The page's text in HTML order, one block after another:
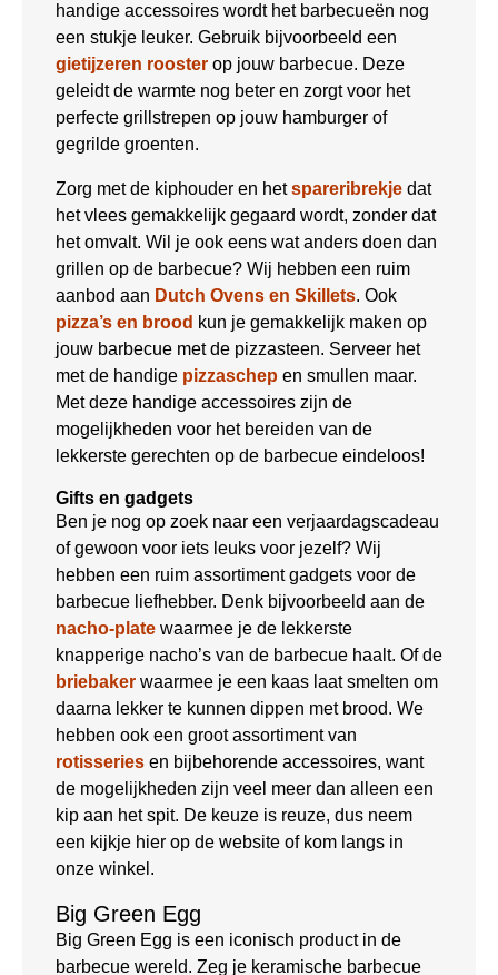
handige accessoires wordt het barbecueën nog
een stukje leuker. Gebruik bijvoorbeeld een
gietijzeren rooster op jouw barbecue. Deze
geleidt de warmte nog beter en zorgt voor het
perfecte grillstrepen op jouw hamburger of
gegrilde groenten.
Zorg met de kiphouder en hetspareribrekje dat
het vlees gemakkelijk gegaard wordt, zonder dat
het omvalt. Wil je ook eens wat anders doen dan
grillen op de barbecue? Wij hebben een ruim
aanbod aan Dutch Ovens en Skillets. Ook
pizza’s en brood kun je gemakkelijk maken op
jouw barbecue met de pizzasteen. Serveer het
met de handige pizzaschep en smullen maar.
Met deze handige accessoires zijn de
mogelijkheden voor het bereiden van de
lekkerste gerechten op de barbecue eindeloos!
Gifts en gadgets
Ben je nog op zoek naar een verjaardagscadeau
of gewoon voor iets leuks voor jezelf? Wij
hebben een ruim assortiment gadgets voor de
barbecue liefhebber. Denk bijvoorbeeld aan de
nacho-plate waarmee je de lekkerste
knapperige nacho’s van de barbecue haalt. Of de
briebaker waarmee je een kaas laat smelten om
daarna lekker te kunnen dippen met brood. We
hebben ook een groot assortiment van
rotisseries en bijbehorende accessoires, want
de mogelijkheden zijn veel meer dan alleen een
kip aan het spit. De keuze is reuze, dus neem
een kijkje hier op de website of kom langs in
onze winkel.
Big Green Egg
Big Green Egg is een iconisch product in de
barbecue wereld. Zeg je keramische barbecue